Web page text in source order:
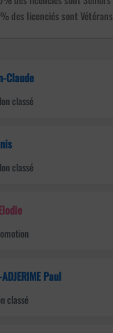
des licenciés sont Vétérans
Claude
classé
classé
Paul
classé